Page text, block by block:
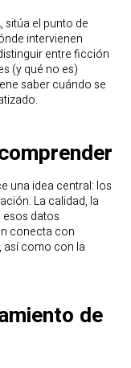
sitúa el punto de
intervienen
entre ficción
(y qué no es)
saber cuándo se
una idea central: los
La calidad, la
datos
conecta con
así como con la
de